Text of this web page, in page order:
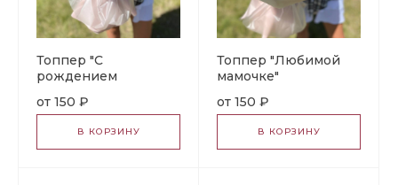
Топпер "С
рождением
150 ₽
В КОРЗИНУ
Топпер "Любимой
мамочке"
150 ₽
В КОРЗИНУ